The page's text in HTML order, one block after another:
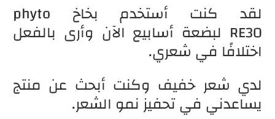
لقد كنت أستخدم بخاخ phyto
RE30 لبضعة أسابيع الآن وأرى بالفعل
اختلافًا في شعري.
لدي شعر خفيف وكنت أبحث عن منتج
يساعدني في تحفيز نمو الشعر.